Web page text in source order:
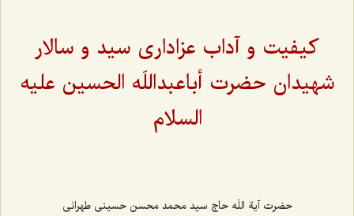
کیفیت و آداب عزاداری سید و سالار
شهیدان حضرت أباعبداللَه الحسین علیه
السلام
حضرت آیة اللَه حاج سید محمد محسن حسینی طهرانی